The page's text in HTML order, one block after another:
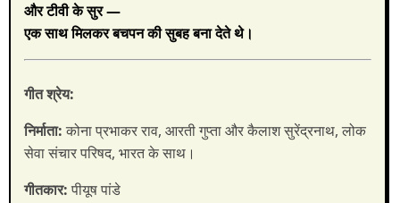
और टीवी के सुर —
एक साथ मिलकर बचपन की सुबह बना देते थे।
गीत श्रेय:
निर्माता: कोना प्रभाकर राव, आरती गुप्ता और कैलाश सुरेंद्रनाथ, लोक
सेवा संचार परिषद, भारत के साथ।
गीतकार: पीयूष पांडे